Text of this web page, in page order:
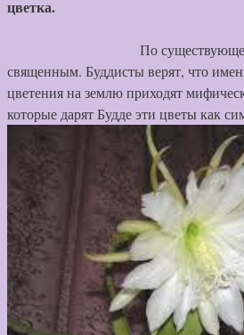
цветка.
По существующей
священным. Буддисты верят, что
цветения на землю приходят
которые дарят Будде эти цветы как